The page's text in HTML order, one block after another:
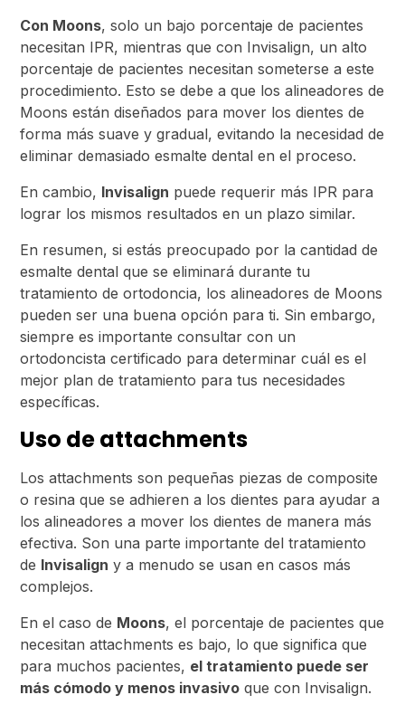
Con Moons, solo un bajo porcentaje de pacientes
necesitan IPR, mientras que con Invisalign, un alto
porcentaje de pacientes necesitan someterse a este
procedimiento. Esto se debe a que los alineadores de
Moons están diseñados para mover los dientes de
forma más suave y gradual, evitando la necesidad de
eliminar demasiado esmalte dental en el proceso.
En cambio, Invisalign puede requerir más IPR para
lograr los mismos resultados en un plazo similar.
En resumen, si estás preocupado por la cantidad de
esmalte dental que se eliminará durante tu
tratamiento de ortodoncia, los alineadores de Moons
pueden ser una buena opción para ti. Sin embargo,
siempre es importante consultar con un
ortodoncista certificado para determinar cuál es el
mejor plan de tratamiento para tus necesidades
específicas.
Uso de attachments
Los attachments son pequeñas piezas de composite
o resina que se adhieren a los dientes para ayudar a
los alineadores a mover los dientes de manera más
efectiva. Son una parte importante del tratamiento
de Invisalign y a menudo se usan en casos más
complejos.
En el caso de Moons, el porcentaje de pacientes que
necesitan attachments es bajo, lo que significa que
para muchos pacientes, el tratamiento puede ser
más cómodo y menos invasivo que con Invisalign.